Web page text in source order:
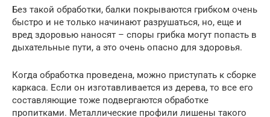
Без такой обработки, балки покрываются грибком очень
быстро и не только начинают разрушаться, но, еще и
вред здоровью наносят – споры грибка могут попасть в
дыхательные пути, а это очень опасно для здоровья.
Когда обработка проведена, можно приступать к сборке
каркаса. Если он изготавливается из дерева, то все его
составляющие тоже подвергаются обработке
пропитками. Металлические профили лишены такого